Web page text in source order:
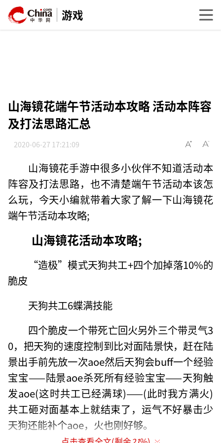
游戏
山海镜花端午节活动本攻略 活动本阵容
及打法思路汇总
2020-06-27 17:21:09
山海镜花手游中很多小伙伴不知道活动本
阵容及打法思路，也不清楚端午节活动本该怎
么玩，今天小编就带着大家了解一下山海镜花
端午节活动本攻略;
山海镜花活动本攻略;
“造极”模式天狗共工+四个加掉落10%的
脆皮
天狗共工6蝶满技能
四个脆皮一个带死亡回火另外三个带灵气3
0，把天狗的速度控制到比对面陆景快，赶在陆
景出手前先放一次aoe然后天狗会buff一个经验
宝宝——陆景aoe杀死所有经验宝宝——天狗触
发aoe(这时共工已经满球)——(此时我方满火)
共工砸对面基本上就结束了，运气不好暴击少
天狗还能补个aoe，火也刚好够。